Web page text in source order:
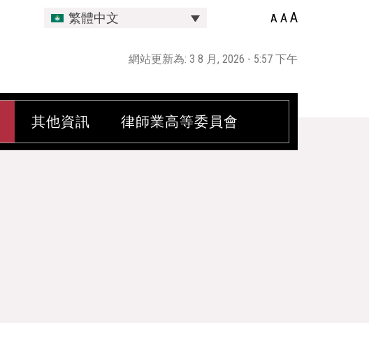
繁體中文 A AA
網站更新為: 3 8 月, 2026 - 5:57 下午
其他資訊 律師業高等委員會